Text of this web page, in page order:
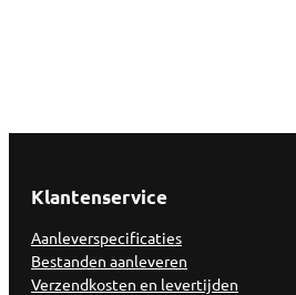
Klantenservice
Aanleverspecificaties
Bestanden aanleveren
Verzendkosten en levertijden